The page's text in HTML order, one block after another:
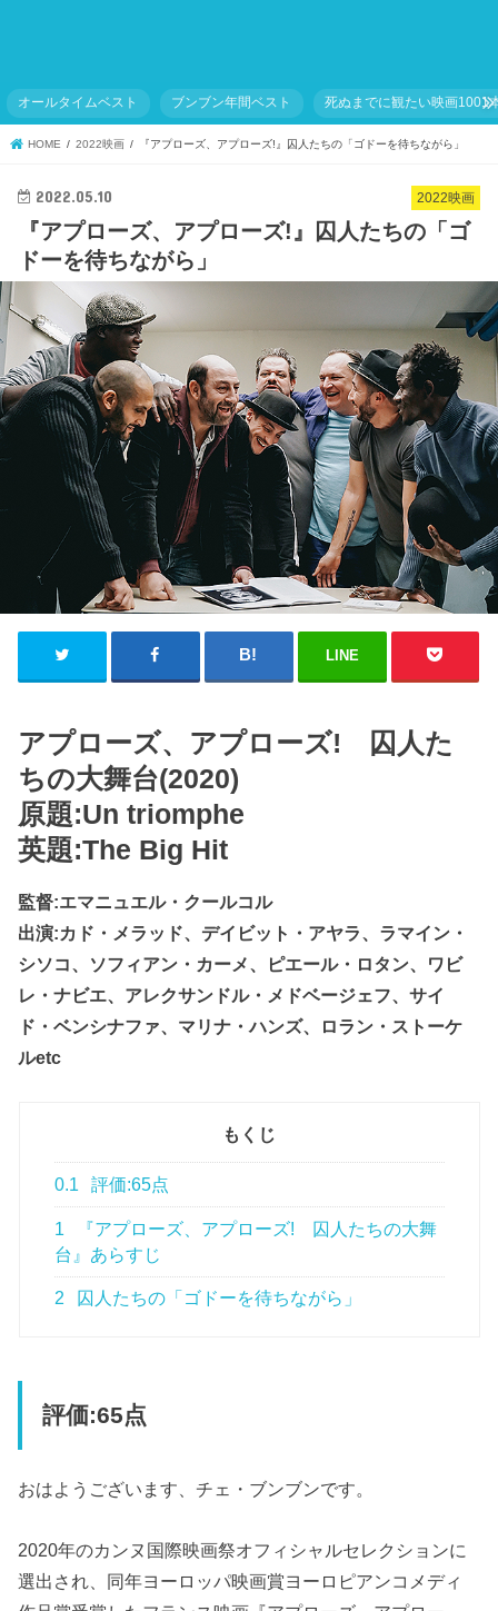
オールタイムベスト ブンブン年間ベスト 死ぬまでに観たい映画1001
HOME 2022映画 『アプローズ、アプローズ!』囚人たちの「ゴドーを待ちながら」
2022映画
2022.05.10
『アプローズ、アプローズ!』囚人たちの「ゴ
ドーを待ちながら」
LINE
アプローズ、アプローズ! 囚人た
ちの大舞台(2020)
原題:Un triomphe
英題:The Big Hit
監督:エマニュエル・クールコル
出演:カド・メラッド、デイビット・アヤラ、ラマイン・
シソコ、ソフィアン・カーメ、ピエール・ロタン、ワビ
レ・ナビエ、アレクサンドル・メドベージェフ、サイ
ド・ベンシナファ、マリナ・ハンズ、ロラン・ストーケ
ルetc
もくじ
0.1 評価:65点
1
『アプローズ、アプローズ! 囚人たちの大舞
台』あらすじ
2 囚人たちの「ゴドーを待ちながら」
評価:65点
おはようございます、チェ・ブンブンです。
2020年のカンヌ国際映画祭オフィシャルセレクションに
選出され、同年ヨーロッパ映画賞ヨーロピアンコメディ